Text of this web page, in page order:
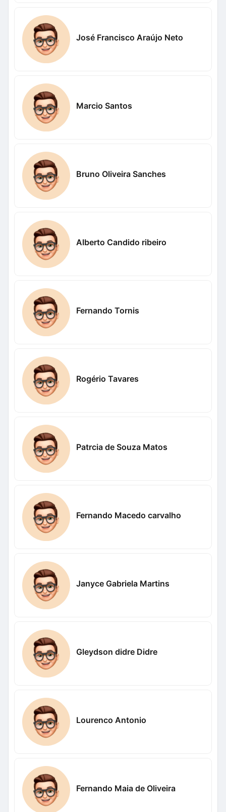
José Francisco Araújo Neto
Marcio Santos
Bruno Oliveira Sanches
Alberto Candido ribeiro
Fernando Tornis
Rogério Tavares
Patrcia de Souza Matos
Fernando Macedo carvalho
Janyce Gabriela Martins
Gleydson didre Didre
Lourenco Antonio
Fernando Maia de Oliveira